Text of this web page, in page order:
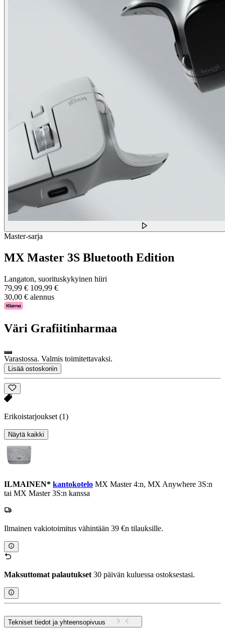
Master-sarja
MX Master 3S Bluetooth Edition
Langaton, suorituskykyinen hiiri
79,99 € 109,99 €
30,00 € alennus
Väri Grafiitinharmaa
Varastossa. Valmis toimitettavaksi.
Lisää ostoskoriin
Erikoistarjoukset (1)
Näytä kaikki
ILMAINEN* kantokotelo MX Master 4:n, MX Anywhere 3S:n
tai MX Master 3S:n kanssa
Ilmainen vakiotoimitus vähintään 39 €n tilauksille.
Maksuttomat palautukset30 päivän kuluessa ostoksestasi.
Tekniset tiedot ja yhteensopivuus